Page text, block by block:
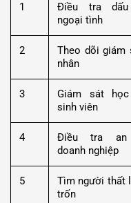
1
Điều tra
ngoại tình
2
Theo dõi giám
nhân
3
Giám sát
sinh viên
4
Điều tra an
doanh nghiệp
5
Tìm người thất
trốn